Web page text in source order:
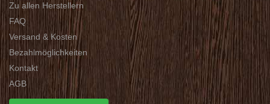
Zu allen Herstellern
FAQ
Versand & Kosten
Bezahlmöglichkeiten
Kontakt
AGB